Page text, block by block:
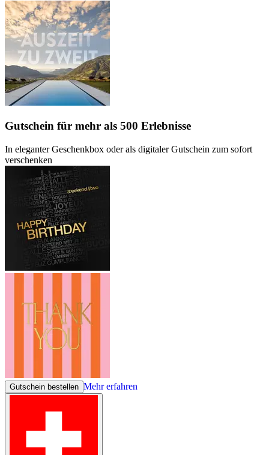
Gutschein für mehr als 500 Erlebnisse
In eleganter Geschenkbox oder als digitaler Gutschein zum sofort
verschenken
Gutschein bestellen Mehr erfahren